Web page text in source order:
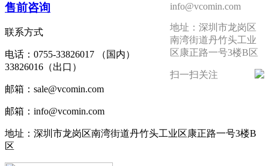
info@vcomin.com
地址：深圳市龙岗区
南湾街道丹竹头工业
区康正路一号3楼B区
扫一扫关注
售前咨询
联系方式
电话：0755-33826017 （国内）
33826016（出口）
邮箱：sale@vcomin.com
邮箱：info@vcomin.com
地址：深圳市龙岗区南湾街道丹竹头工业区康正路一号3楼B
区